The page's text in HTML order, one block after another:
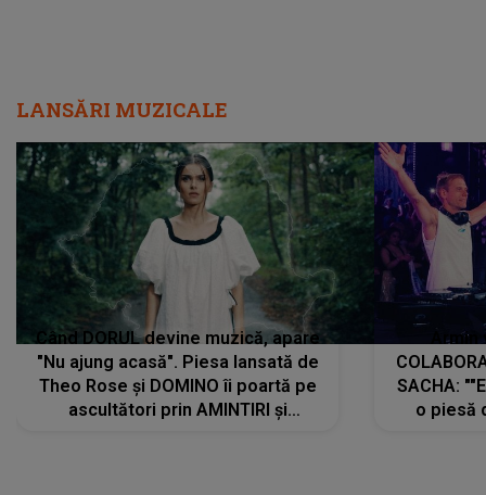
LANSĂRI MUZICALE
Când DORUL devine muzică, apare
"Nu ajung acasă". Piesa lansată de
Theo Rose și DOMINO îi poartă pe
ascultători prin AMINTIRI și
SACHA:
o piesă